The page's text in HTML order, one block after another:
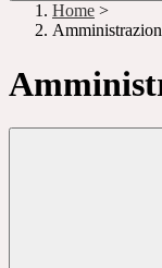
Home >